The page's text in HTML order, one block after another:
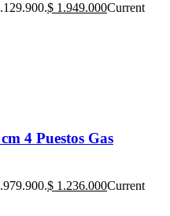
$ 1.949.000Current
4 Puestos Gas
$ 1.236.000Current